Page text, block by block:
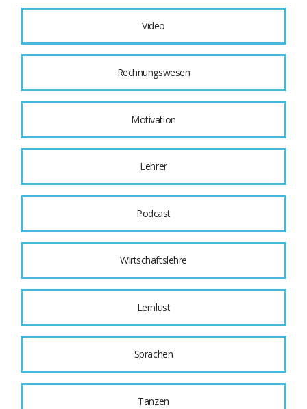
Video
Rechnungswesen
Motivation
Lehrer
Podcast
Wirtschaftslehre
Lernlust
Sprachen
Tanzen